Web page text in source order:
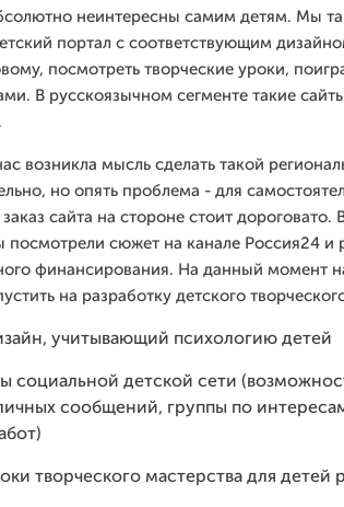
неинтересны самим детям. Мы
портал с соответствующим
посмотреть творческие уроки,
В русскоязычном сегменте такие
возникла мысль сделать такой
но опять проблема - для
сайта на стороне стоит
посмотрели сюжет на канале Россия24 и
финансирования. На данный момент
на разработку детского
учитывающий психологию детей
социальной детской сети
сообщений, группы по
творческого мастерства для детей